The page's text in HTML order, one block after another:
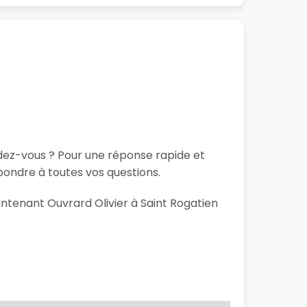
vous ? Pour une réponse rapide et
à toutes vos questions.
Ouvrard Olivier à Saint Rogatien